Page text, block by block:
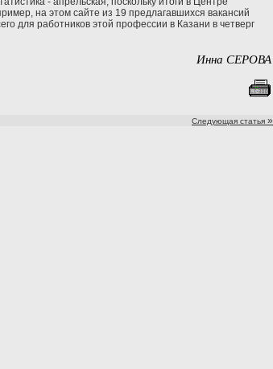
на этом сайте из 19 предлагавшихся вакансий
для работников этой профессии в Казани в четверг
Инна СЕРОВА
Следующая статья »